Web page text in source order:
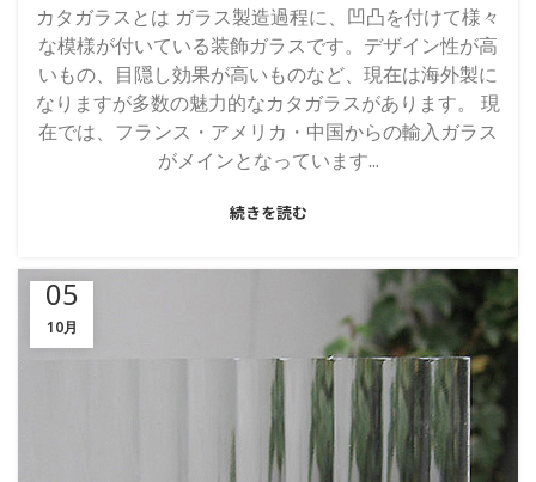
カタガラスとは ガラス製造過程に、凹凸を付けて様々
な模様が付いている装飾ガラスです。デザイン性が高
いもの、目隠し効果が高いものなど、現在は海外製に
なりますが多数の魅力的なカタガラスがあります。 現
在では、フランス・アメリカ・中国からの輸入ガラス
がメインとなっています...
続きを読む
05
10月